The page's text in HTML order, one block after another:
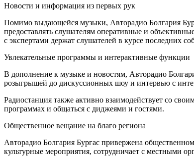
Новости и информация из первых рук
Помимо выдающейся музыки, Авторадио Болгария
предоставлять слушателям оперативные и
с экспертами держат слушателей в курсе последних
Увлекательные программы и интерактивные функции
В дополнение к музыке и новостям, Авторадио
розыгрышей до дискуссионных шоу и интервью с
Радиостанция также активно взаимодействует со
программах и общаться с диджеями и гостями.
Общественное вещание на благо региона
Авторадио Болгария Бургас привержена
культурные мероприятия, сотрудничает с местными